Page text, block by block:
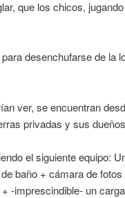
que los chicos,
desenchufarse de la
ver, se encuentran
privadas y sus
el siguiente equipo:
baño + cámara de
-imprescindible- un